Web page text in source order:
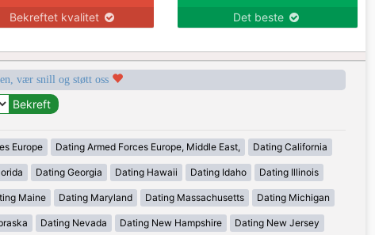
Bekreftet kvalitet Det beste
vær snill og støtt oss
Europe Dating Armed Forces Europe, Middle East, Dating California
Dating Georgia Dating Hawaii Dating Idaho Dating Illinois
Maine Dating Maryland Dating Massachusetts Dating Michigan
Dating Nevada Dating New Hampshire Dating New Jersey